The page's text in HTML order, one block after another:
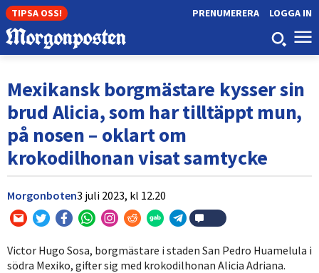
TIPSA OSS! LOGGA IN
PRENUMERERA
Mexikansk borgmästare kysser sin
brud Alicia, som har tilltäppt mun,
på nosen – oklart om
krokodilhonan visat samtycke
Morgonboten3 juli 2023, kl 12.20
Victor Hugo Sosa, borgmästare i staden San Pedro Huamelula i
södra Mexiko, gifter sig med krokodilhonan Alicia Adriana.